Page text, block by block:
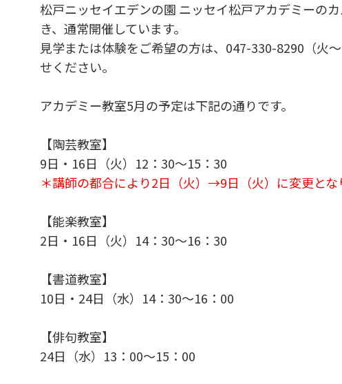
松戸ニッセイエデンの園 ニッセイ松戸アカデミーの
き、通常開催しています。
見学または体験をご希望の方は、047-330-8290（火
せください。
アカデミー教室5月の予定は下記の通りです。
【陶芸教室】
9日・16日（火）12：30～15：30
＊講師の都合により2日（火）→9日（火）に変更とな
【能楽教室】
2日・16日（火）14：30～16：30
【書道教室】
10日・24日（水）14：30～16：00
【俳句教室】
24日（水）13：00～15：00